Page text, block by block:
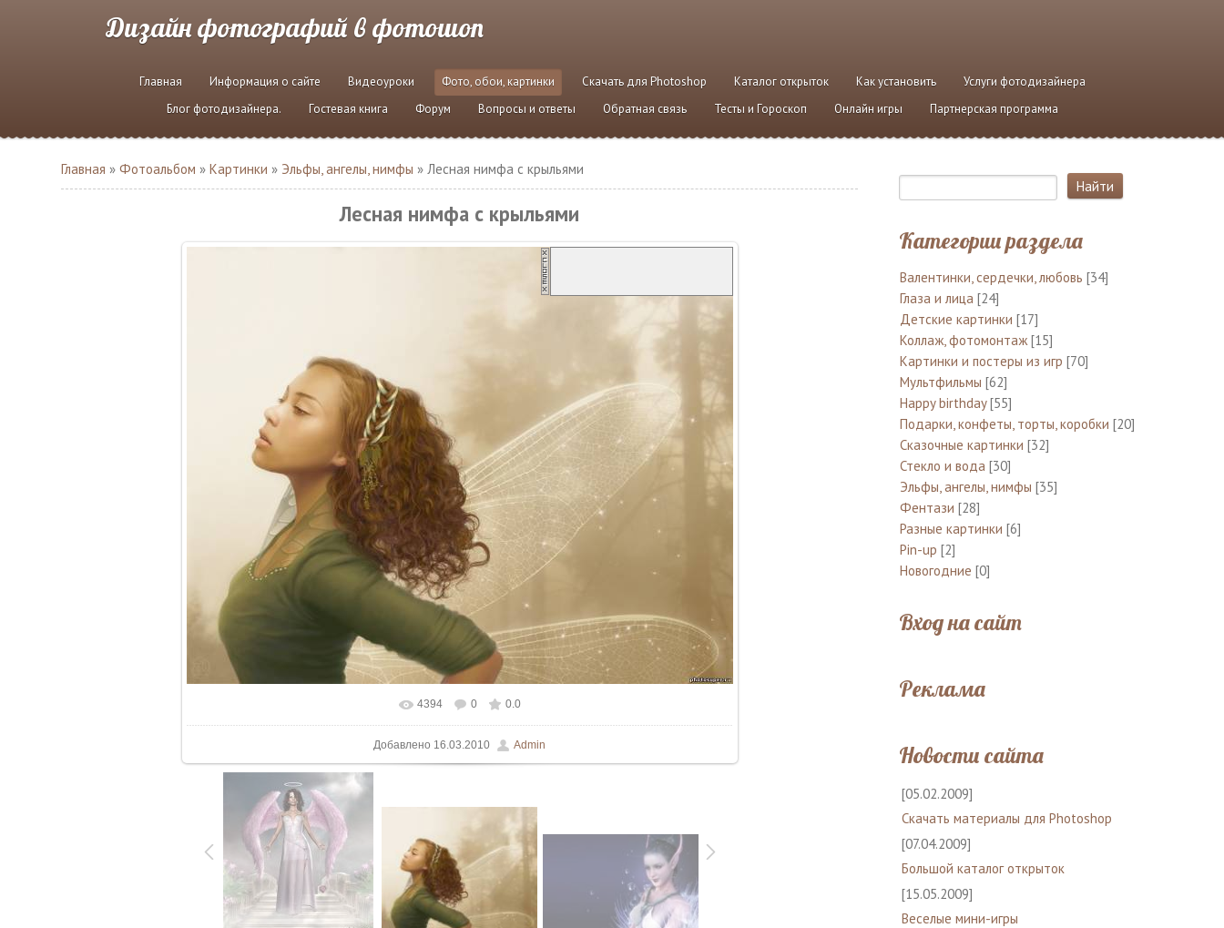
Дизайн фотографий в фотошоп
Главная Информация о сайте Видеоуроки Фото, обои, картинки Скачать для Photoshop Каталог открыток Как установить
Услуги фотодизайнера
Блог фотодизайнера.
Гостевая книга Форум Вопросы и ответы Обратная связь Тесты и Гороскоп Онлайн игры Партнерская программа
Главная »Фотоальбом »Картинки » Эльфы, ангелы, нимфы » Лесная нимфа с крыльями
Лесная нимфа с крыльями
В реальном размере 1280x1024
4394 0 0.0
Добавлено 16.03.2010 Admin
Категории раздела
Валентинки, сердечки, любовь [34]
Глаза и лица [24]
Детские картинки [17]
Коллаж, фотомонтаж [15]
Картинки и постеры из игр [70]
Мультфильмы [62]
Happy birthday [55]
Подарки, конфеты, торты, коробки [20]
Сказочные картинки [32]
Стекло и вода [30]
Эльфы, ангелы, нимфы [35]
Фентази [28]
Разные картинки [6]
Pin-up [2]
Новогодние [0]
Вход на сайт
Реклама
Новости сайта
[05.02.2009]
Скачать материалы для Photoshop
[07.04.2009]
Большой каталог открыток
[15.05.2009]
Веселые мини-игры